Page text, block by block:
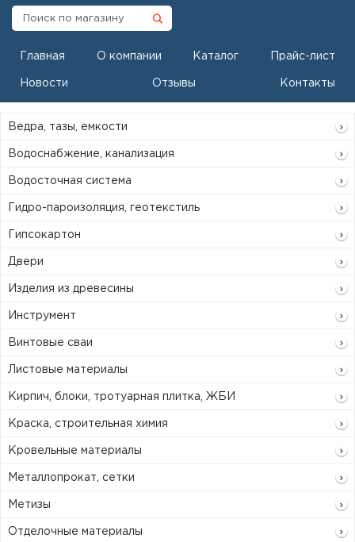
Главная О компании Каталог Прайс-лист
Новости Отзывы Контакты
Ведра, тазы, емкости
Водоснабжение, канализация
Водосточная система
Гидро-пароизоляция, геотекстиль
Гипсокартон
Двери
Изделия из древесины
Инструмент
Винтовые сваи
Листовые материалы
Кирпич, блоки, тротуарная плитка, ЖБИ
Краска, строительная химия
Кровельные материалы
Металлопрокат, сетки
Метизы
Отделочные материалы